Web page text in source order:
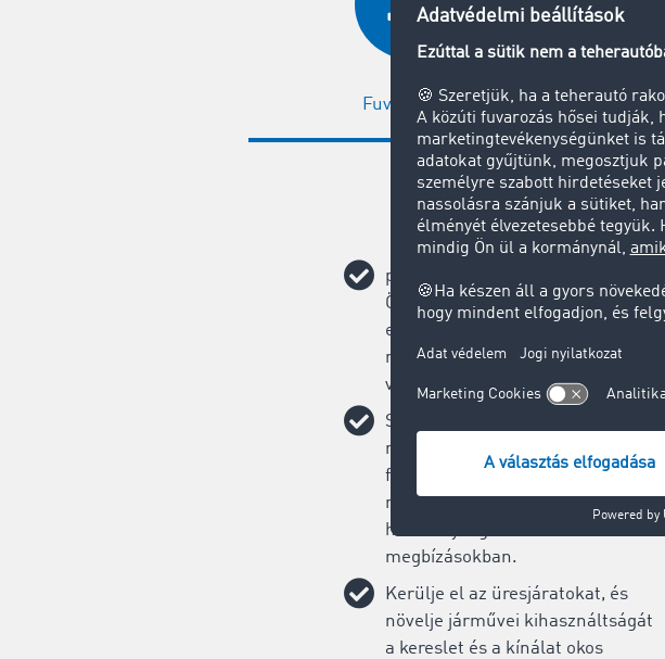
Fuvarbörze
potenciális üzleti partner várja
Önt: Találjon gyorsan és
egyszerűen új szállítási
megbízásokat Európa egyik
vezető logisztikai hálózatában.
Szállítási megbízások egyszerű
megadása: Adja fel
fuvarajánlatait mindössze 20
másodperc alatt, és növelje
hatékonyságát a szállítási
megbízásokban.
Kerülje el az üresjáratokat, és
növelje járművei kihasználtságát
a kereslet és a kínálat okos